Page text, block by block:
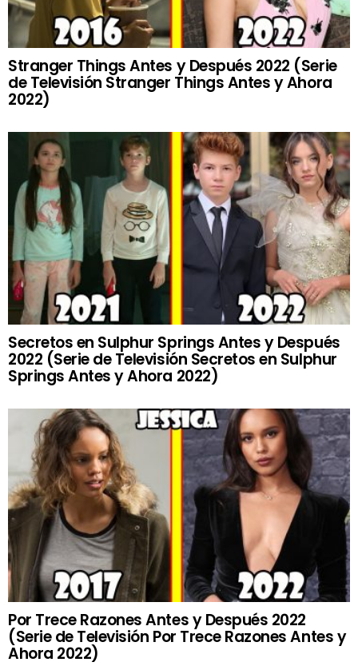
Stranger Things Antes y Después 2022 (Serie
de Televisión Stranger Things Antes y Ahora
2022)
Secretos en Sulphur Springs Antes y Después
2022 (Serie de Televisión Secretos en Sulphur
Springs Antes y Ahora 2022)
Por Trece Razones Antes y Después 2022
(Serie de Televisión Por Trece Razones Antes y
Ahora 2022)